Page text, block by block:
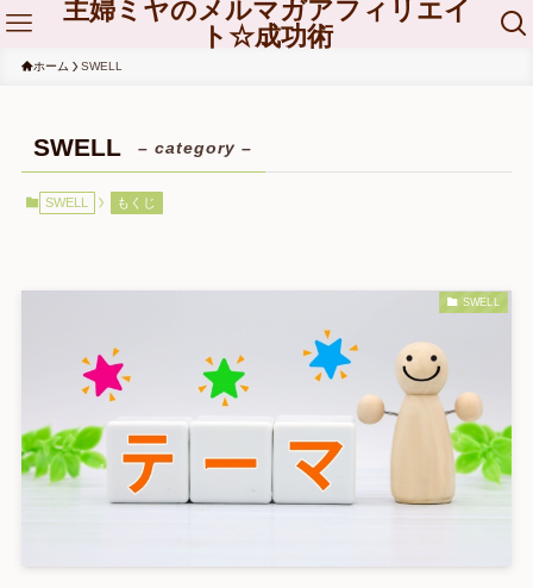
主婦ミヤのメルマガアフィリエイ
ト☆成功術
ホーム SWELL
SWELL – category –
SWELL もくじ
SWELL